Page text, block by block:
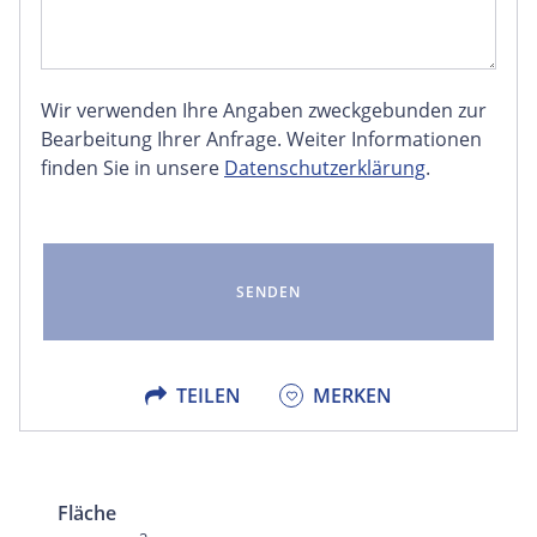
Wir verwenden Ihre Angaben zweckgebunden zur
Bearbeitung Ihrer Anfrage. Weiter Informationen
finden Sie in unsere Datenschutzerklärung.
TEILEN
FACEBOOK
X
MERKEN
Fläche